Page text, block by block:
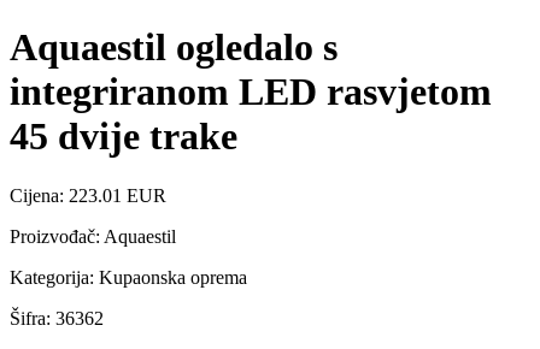
Aquaestil ogledalo s
integriranom LED rasvjetom
45 dvije trake
Cijena: 223.01 EUR
Proizvođač: Aquaestil
Kategorija: Kupaonska oprema
Šifra: 36362